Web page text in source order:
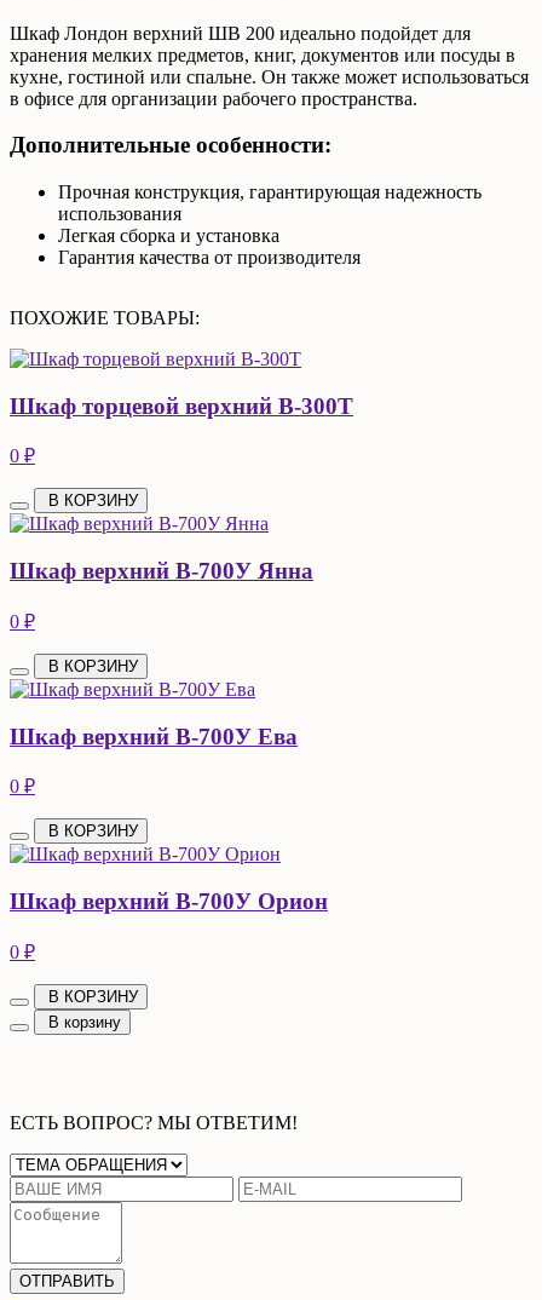
Шкаф Лондон верхний ШВ 200 идеально подойдет для
хранения мелких предметов, книг, документов или посуды в
кухне, гостиной или спальне. Он также может использоваться
в офисе для организации рабочего пространства.
Дополнительные особенности:
Прочная конструкция, гарантирующая надежность
использования
Легкая сборка и установка
Гарантия качества от производителя
ПОХОЖИЕ ТОВАРЫ:
Шкаф торцевой верхний В-300Т
0 ₽
В КОРЗИНУ
Шкаф верхний В-700У Янна
0 ₽
В КОРЗИНУ
Шкаф верхний В-700У Ева
0 ₽
В КОРЗИНУ
Шкаф верхний В-700У Орион
0 ₽
В КОРЗИНУ
В корзину
ЕСТЬ ВОПРОС? МЫ ОТВЕТИМ!